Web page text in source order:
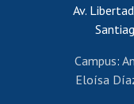
Av.
Campus:
Eloísa